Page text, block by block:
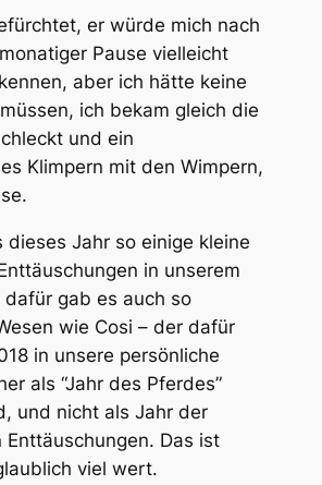
er würde mich nach
Pause vielleicht
aber ich hätte keine
ich bekam gleich die
und ein
Klimpern mit den Wimpern,
dieses Jahr so einige kleine
in unserem
gab es auch so
wie Cosi – der dafür
in unsere persönliche
als “Jahr des Pferdes”
und nicht als Jahr der
Enttäuschungen. Das ist
viel wert.